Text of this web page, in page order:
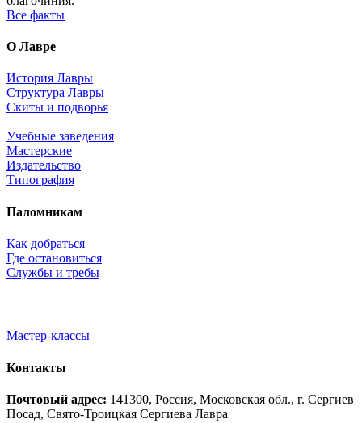
Все факты
О Лавре
История Лавры
Структура Лавры
Скиты и подворья
Учебные заведения
Мастерские
Издательство
Типография
Паломникам
Как добраться
Где остановиться
Службы и требы
Мастер-классы
Контакты
Почтовый адрес: 141300, Россия, Московская обл., г. Сергиев
Посад, Свято-Троицкая Сергиева Лавра